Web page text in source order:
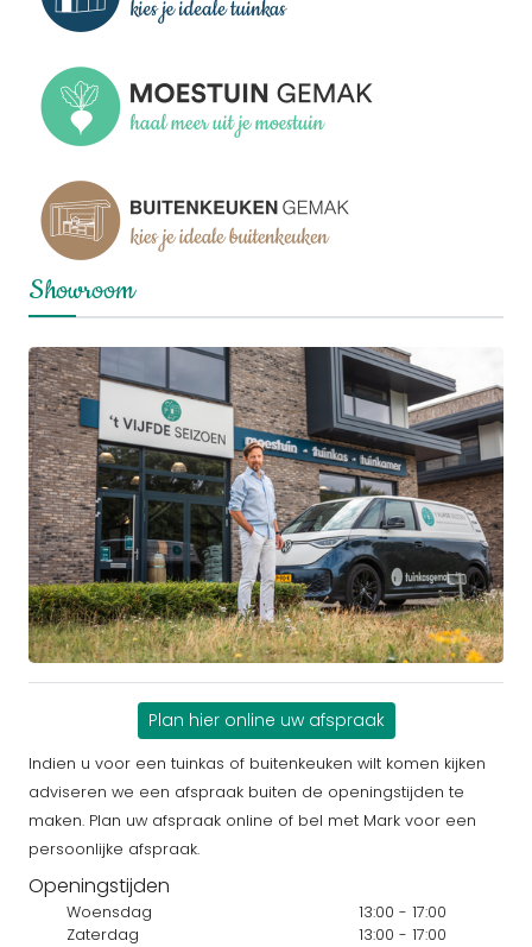
Showroom
Plan hier online uw afspraak
Indien u voor een tuinkas of buitenkeuken wilt komen kijken
adviseren we een afspraak buiten de openingstijden te
maken. Plan uw afspraak online of bel met Mark voor een
persoonlijke afspraak.
Openingstijden
Woensdag
13:00 - 17:00
Zaterdag
13:00 - 17:00